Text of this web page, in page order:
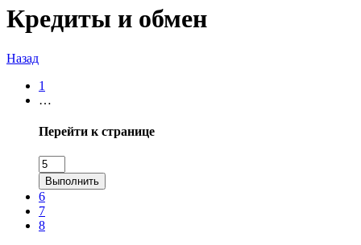
Кредиты и обмен
Назад
1
…
Перейти к странице
Выполнить
6
7
8